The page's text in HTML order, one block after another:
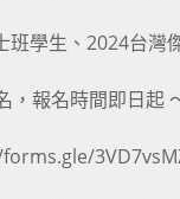
班學生、2024台灣
，報名時間即日起